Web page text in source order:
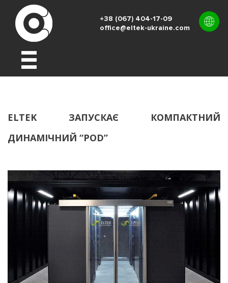
+38 (067) 404-17-09
office@eltek-ukraine.com
ELTEK ЗАПУСКАЄ КОМПАКТНИЙ
ДИНАМІЧНИЙ “POD”